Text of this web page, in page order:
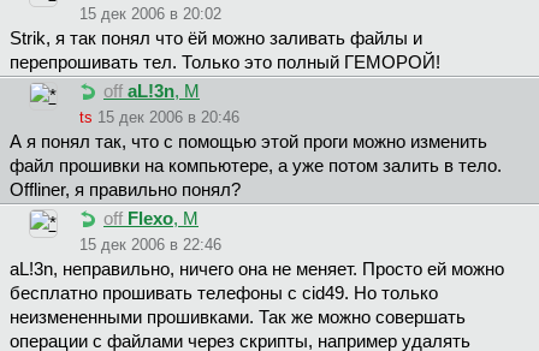
15 дек 2006 в 20:02
Strik, я так понял что ёй можно заливать файлы и
перепрошивать тел. Только это полный ГЕМОРОЙ!
off aL!3n, М
ts 15 дек 2006 в 20:46
А я понял так, что с помощью этой проги можно изменить
файл прошивки на компьютере, а уже потом залить в тело.
Offliner, я правильно понял?
off Flexo, М
15 дек 2006 в 22:46
aL!3n, неправильно, ничего она не меняет. Просто ей можно
бесплатно прошивать телефоны с cid49. Но только
неизмененными прошивками. Так же можно совершать
операции с файлами через скрипты, например удалять